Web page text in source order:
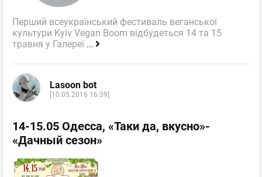
Перший всеукраїнський фестиваль веганської
культури Kyiv Vegan Boom відбудеться 14 та 15
травня у Галереї ...
Lasoon bot
[10.05.2016 16:39]
14-15.05 Одесса, «Таки да, вкусно»-
«Дачный сезон»